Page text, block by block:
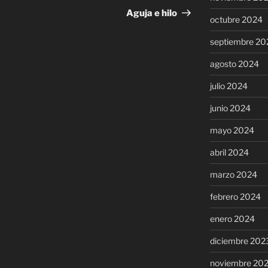
entrada
Aguja e hilo
octubre 2024
septiembre
agosto 2024
julio 2024
junio 2024
mayo 2024
abril 2024
marzo 2024
febrero 2024
enero 2024
diciembre
noviembre